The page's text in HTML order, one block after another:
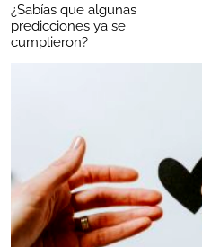
¿Sabías que algunas
predicciones ya se
cumplieron?